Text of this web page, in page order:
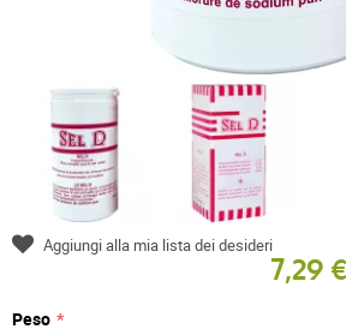
7,29
Peso
Aggiungi alla mia lista dei desideri